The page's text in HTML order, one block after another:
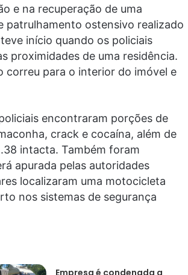
e na recuperação de uma
ostensivo realizado
início quando os policiais
proximidades de uma residência.
correu para o interior do imóvel e
encontraram porções de
crack e cocaína, além de
intacta. Também foram
apurada pelas autoridades
localizaram uma motocicleta
nos sistemas de segurança
Empresa é condenada a